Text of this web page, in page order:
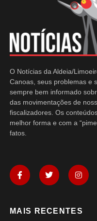
O Notícias da Aldeia/
Canoas, seus problemas e
sempre bem informado
das movimentações de
fiscalizadores. Os
melhor forma e com a
fatos.
MAIS RECENTES